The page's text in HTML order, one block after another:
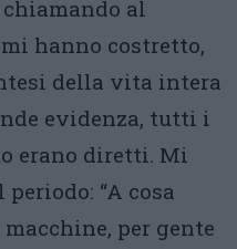
al
hanno costretto,
della vita intera
evidenza, tutti i
erano diretti. Mi
“A cosa
per gente